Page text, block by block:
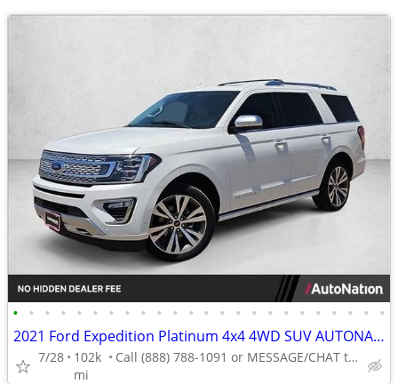
• • • • • • • • • • • • • • • • • • • • • • • •
2021 Ford Expedition Platinum 4x4 4WD SUV AUTONATION
7/28
102k
mi
Call (888) 788-1091 or MESSAGE/CHAT to confirm availability